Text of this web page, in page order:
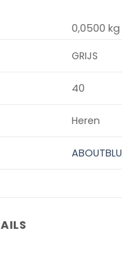
0,0500 kg
GRIJS
40
Heren
ABOUTBLU